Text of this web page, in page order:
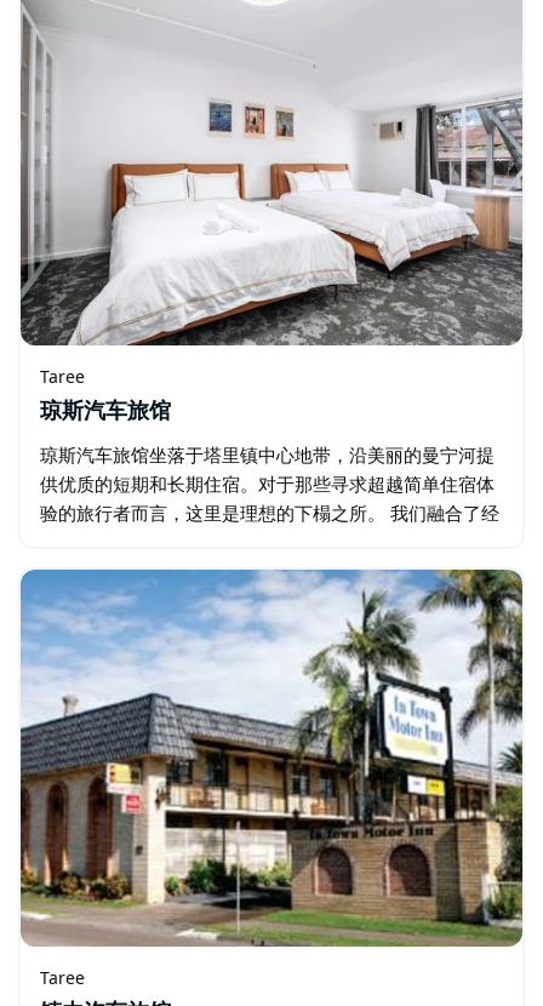
Taree
琼斯汽车旅馆
琼斯汽车旅馆坐落于塔里镇中心地带，沿美丽的曼宁河提
供优质的短期和长期住宿。对于那些寻求超越简单住宿体
验的旅行者而言，这里是理想的下榻之所。 我们融合了经
和热情周到的服务—…
Taree